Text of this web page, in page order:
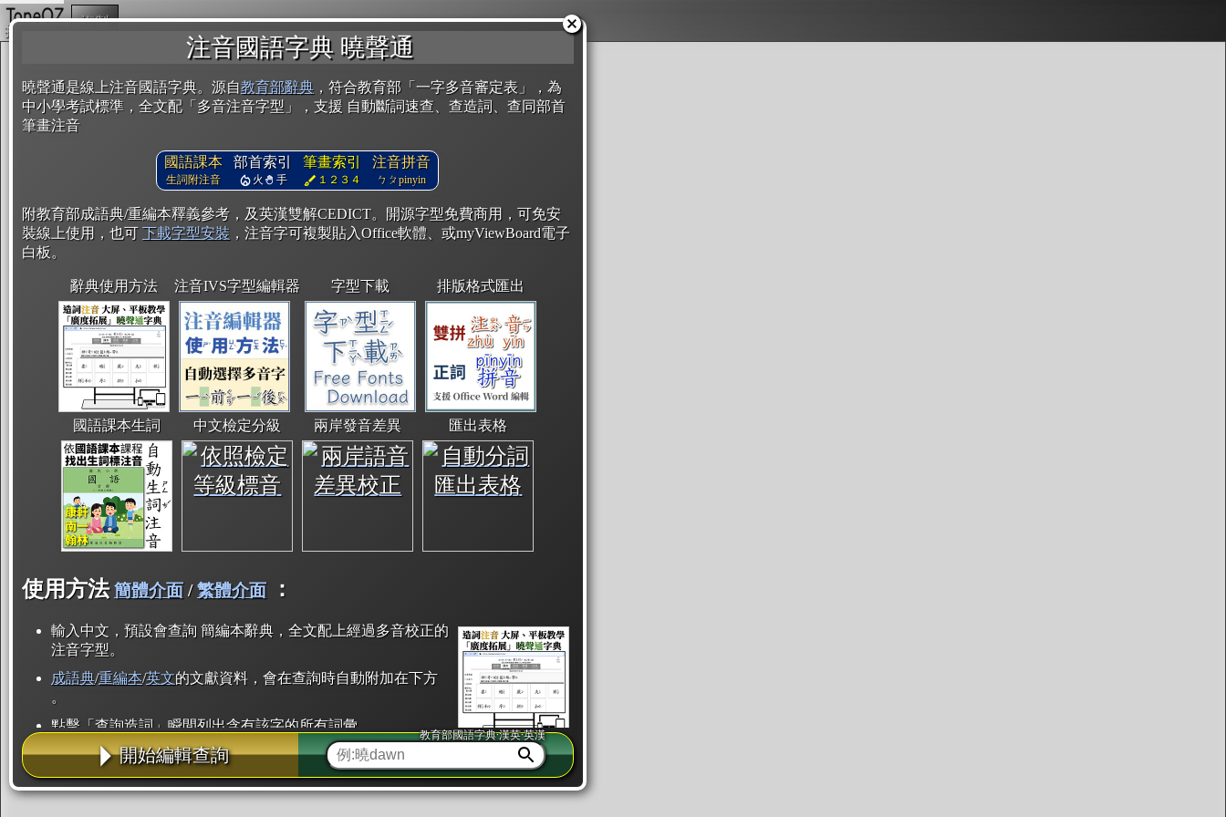
注音國語字典 曉聲通
曉聲通是線上注音國語字典。源自教育部辭典 ，符合教育部「一字多音審定表」，為
中小學考試標準，全文配「多音注音字型」，支援 自動斷詞速查、查造詞、查同部首
筆畫注音
國語課本
生詞附注音
部首索引
火 手
筆畫索引
１２３４
注音拼音
ㄅㄆpinyin
附教育部成語典/重編本釋義參考，及英漢雙解CEDICT。開源字型免費商用，可免安
裝線上使用，也可 下載字型安裝 ，注音字可複製貼入Office軟體、或myViewBoard電子
白板。
辭典使用方法 注音IVS字型編輯器 字型下載 排版格式匯出
國語課本生詞 中文檢定分級 兩岸發音差異 匯出表格
使用方法 簡體介面/繁體介面 ：
輸入中文，預設會查詢 簡編本辭典，全文配上經過多音校正的
注音字型。
成語典/重編本/英文的文獻資料，會在查詢時自動附加在下方
。
點擊「查詢造詞」瞬間列出含有該字的所有詞彙。
點「部首」瞬間列出所有「同部首字」。也支援查詢「同注音」或「同筆畫」。
辭典解釋的全文都經過自動斷詞，點擊便可瞬間「連續查詢」此字詞的解釋，不
用手動重複輸入。
開始編輯查詢
教育部國語字典·漢英·英漢
複製